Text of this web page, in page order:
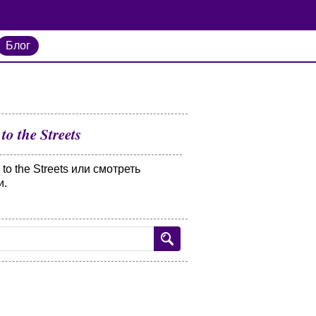
Блог
the Streets
the Streets или смотреть